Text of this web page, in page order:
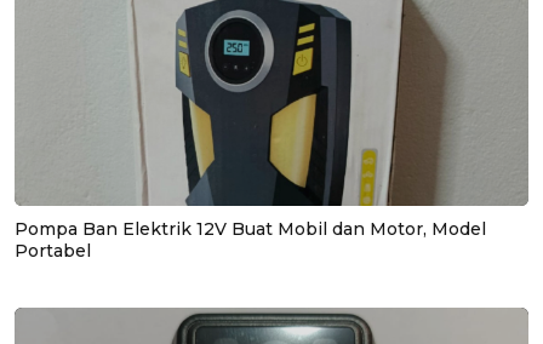
Pompa Ban Elektrik 12V Buat Mobil dan Motor, Model
Portabel